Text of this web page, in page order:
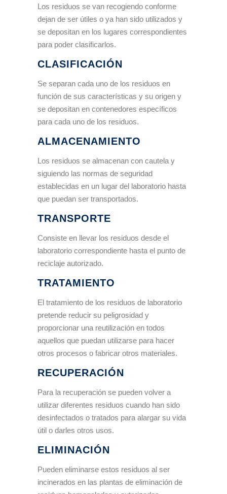
Los residuos se van recogiendo conforme
dejan de ser útiles o ya han sido utilizados y
se depositan en los lugares correspondientes
para poder clasificarlos.
CLASIFICACIÓN
Se separan cada uno de los residuos en
función de sus características y su origen y
se depositan en contenedores específicos
para cada uno de los residuos.
ALMACENAMIENTO
Los residuos se almacenan con cautela y
siguiendo las normas de seguridad
establecidas en un lugar del laboratorio hasta
que puedan ser transportados.
TRANSPORTE
Consiste en llevar los residuos desde el
laboratorio correspondiente hasta el punto de
reciclaje autorizado.
TRATAMIENTO
El tratamiento de los residuos de laboratorio
pretende reducir su peligrosidad y
proporcionar una reutilización en todos
aquellos que puedan utilizarse para hacer
otros procesos o fabricar otros materiales.
RECUPERACIÓN
Para la recuperación se pueden volver a
utilizar diferentes residuos cuando han sido
desinfectados o tratados para alargar su vida
útil o darles otros usos.
ELIMINACIÓN
Pueden eliminarse estos residuos al ser
incinerados en las plantas de eliminación de